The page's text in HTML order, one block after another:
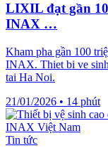
LIXIL đạt gần
INAX …
Kham pha gần 100
INAX. Thiet bi ve
tai Ha Noi.
21/01/2026 • 14 phút
Tin tức